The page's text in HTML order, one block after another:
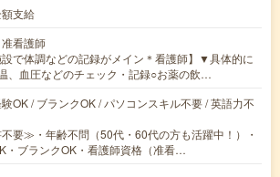
支給
看護師
設で体調などの記録がメイン＊看護師】▼具体的に
、血圧などのチェック・記録○お薬の飲…
OK / ブランクOK / パソコンスキル不要 / 英語力不
要≫・年齢不問（50代・60代の方も活躍中！）・
・ブランクOK・看護師資格（准看…